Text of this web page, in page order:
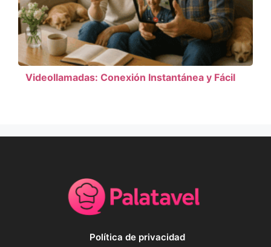
Videollamadas: Conexión Instantánea y Fácil
Política de privacidad